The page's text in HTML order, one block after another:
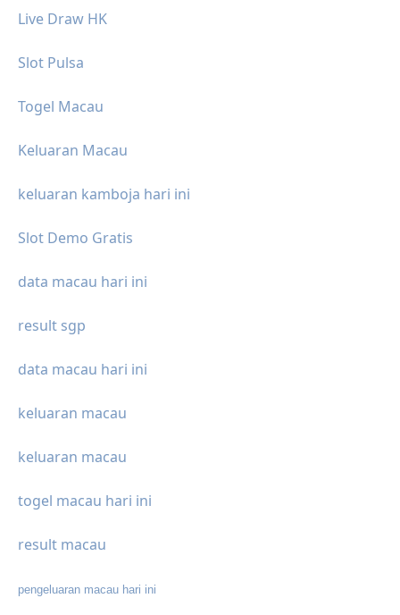
Live Draw HK
Slot Pulsa
Togel Macau
Keluaran Macau
keluaran kamboja hari ini
Slot Demo Gratis
data macau hari ini
result sgp
data macau hari ini
keluaran macau
keluaran macau
togel macau hari ini
result macau
pengeluaran macau hari ini